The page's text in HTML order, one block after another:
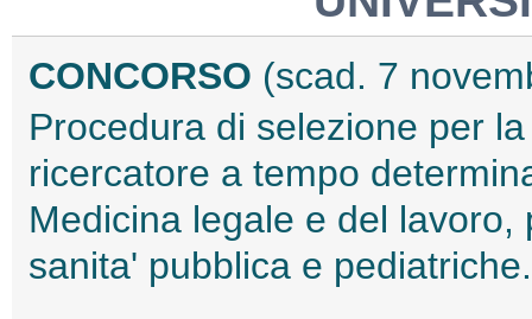
CONCORSO (scad. 7
Procedura di selezione per
ricercatore a tempo
Medicina legale e del
sanita' pubblica e